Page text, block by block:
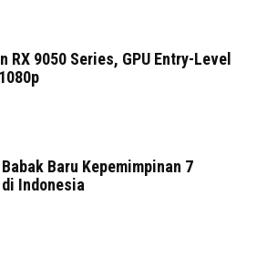
RX 9050 Series, GPU Entry-Level
Baru Kepemimpinan 7
Indonesia